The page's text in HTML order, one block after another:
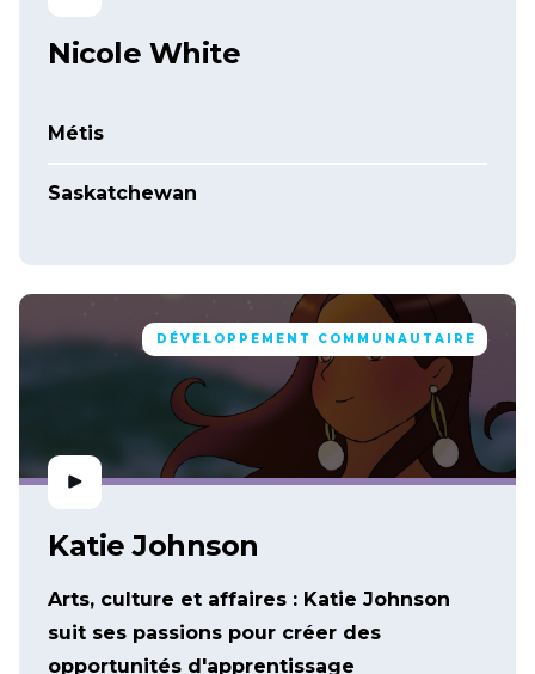
Nicole White
Métis
Saskatchewan
DÉVELOPPEMENT COMMUNAUTAIRE
Katie Johnson
Arts, culture et affaires : Katie Johnson
suit ses passions pour créer des
opportunités d'apprentissage